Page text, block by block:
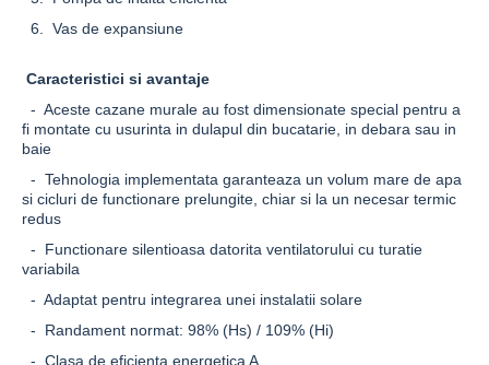
6. Vas de expansiune
Caracteristici si avantaje
- Aceste cazane murale au fost dimensionate special pentru a
fi montate cu usurinta in dulapul din bucatarie, in debara sau in
baie
- Tehnologia implementata garanteaza un volum mare de apa
si cicluri de functionare prelungite, chiar si la un necesar termic
redus
- Functionare silentioasa datorita ventilatorului cu turatie
variabila
- Adaptat pentru integrarea unei instalatii solare
- Randament normat: 98% (Hs) / 109% (Hi)
- Clasa de eficienta energetica A